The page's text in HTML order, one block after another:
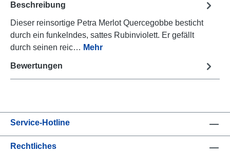
Beschreibung
Dieser reinsortige Petra Merlot Quercegobbe besticht
durch ein funkelndes, sattes Rubinviolett. Er gefällt
durch seinen reic… Mehr
Bewertungen
Service-Hotline
Rechtliches